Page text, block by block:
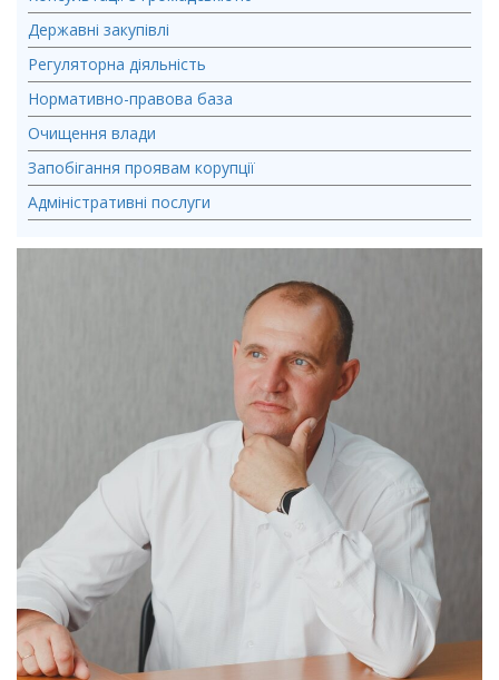
Державні закупівлі
Регуляторна діяльність
Нормативно-правова база
Очищення влади
Запобігання проявам корупції
Адміністративні послуги